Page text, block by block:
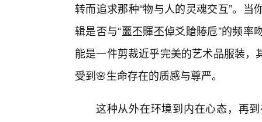
转而追求那种“物与人的灵魂交互”。
辑是否与“噩丕賱丕倬爻賶賰卮”的频
能是一件剪裁近乎完美的艺术品服装
受到🌸生命存在的质感与尊严。
这种从外在环境到内在心态，再